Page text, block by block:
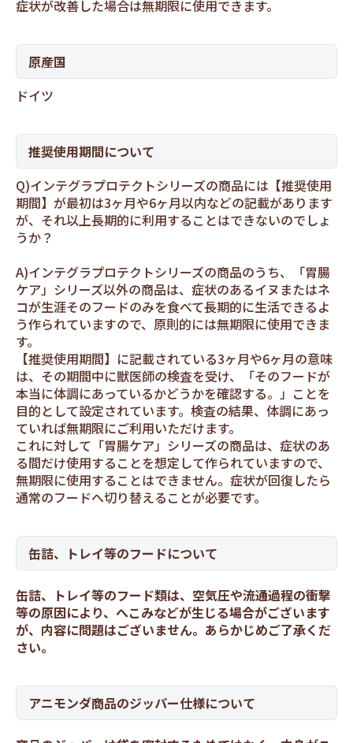
症状が改善した場合は無期限に使用できます。
原産国
ドイツ
推奨使用期間について
Q)インテグラプロテクトシリーズの商品には【推奨使用
期間】が最初は3ヶ月や6ヶ月以内などの記載があります
が、それ以上長期的に利用することはできないのでしょ
うか？
A)インテグラプロテクトシリーズの商品のうち、「胃腸
ケア」シリーズ以外の商品は、症状のあるイヌまたはネ
コが生涯そのフードのみを食べて長期的に生活できるよ
う作られていますので、原則的には無期限に使用できま
す。
【推奨使用期間】に記載されている3ヶ月や6ヶ月の意味
は、その期間中に獣医師の検査を受け、「そのフードが
本当に体調にあっているかどうかを確認する。」ことを
目的として設定されています。検査の結果、体調にあっ
ていれば無期限にご利用いただけます。
これに対して「胃腸ケア」シリーズの商品は、症状のあ
る間だけ使用することを想定して作られていますので、
無期限に使用することはできません。症状が回復したら
通常のフードへ切り替えることが必要です。
缶詰、トレイ等のフードについて
缶詰、トレイ等のフード類は、空気圧や流通過程の衝撃
等の原因により、へこみなどが生じる場合がございます
が、内容に問題はございません。あらかじめご了承くだ
さい。
アニモンダ商品のジッパー仕様について